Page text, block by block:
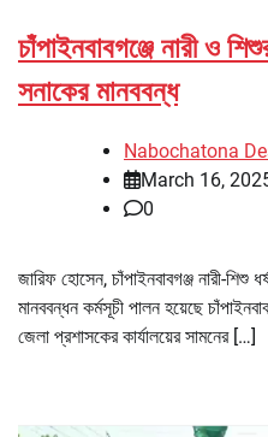
চাঁপাইনবাবগঞ্জে নারী ও
সনাকের মানববন্ধ
Nabochatona
March 16,
0
জারিফ হোসেন, চাঁপাইনবাবগঞ্জ নারী-শিশু
মানববন্ধন কর্মসূচী পালন হয়েছে
জেলা প্রশাসকের কার্যালয়ের সামনের […]